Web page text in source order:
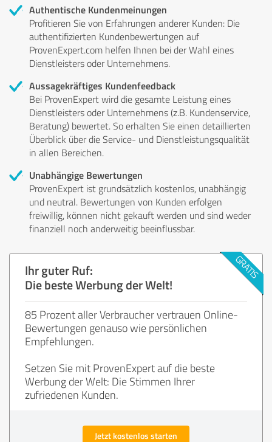
Authentische Kundenmeinungen
Profitieren Sie von Erfahrungen anderer Kunden: Die
authentifizierten Kundenbewertungen auf
ProvenExpert.com helfen Ihnen bei der Wahl eines
Dienstleisters oder Unternehmens.
Aussagekräftiges Kundenfeedback
Bei ProvenExpert wird die gesamte Leistung eines
Dienstleisters oder Unternehmens (z.B. Kundenservice,
Beratung) bewertet. So erhalten Sie einen detaillierten
Überblick über die Service- und Dienstleistungsqualität
in allen Bereichen.
Unabhängige Bewertungen
ProvenExpert ist grundsätzlich kostenlos, unabhängig
und neutral. Bewertungen von Kunden erfolgen
freiwillig, können nicht gekauft werden und sind weder
finanziell noch anderweitig beeinflussbar.
Ihr guter Ruf:
Die beste Werbung der Welt!
85 Prozent aller Verbraucher vertrauen Online-
Bewertungen genauso wie persönlichen
Empfehlungen.
Setzen Sie mit ProvenExpert auf die beste
Werbung der Welt: Die Stimmen Ihrer
zufriedenen Kunden.
Jetzt kostenlos starten